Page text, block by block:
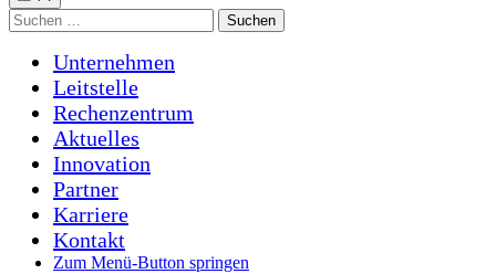
Menü
Suchen
nach:
Unternehmen
Leitstelle
Rechenzentrum
Aktuelles
Innovation
Partner
Karriere
Kontakt
Zum Menü-Button springen